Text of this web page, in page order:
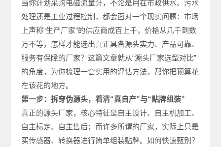
当你计划采购电磁流量计，不论是用在市政供水、污水
处理还是工业过程控制，都会面对一个现实问题：市场
上声称“生产厂家”的供应商成百上千，价格从几千到数
万不等，怎样才能选出真正具备源头实力、产品可靠、
服务有保障的厂家？这篇文章就从“源头厂家选型对比”
的角度，为你梳理一套实用的评估方法，帮你把预算花
在该花的地方。
第一步：拆穿伪源头，看清“真自产”与“贴牌组装”
真正的源头厂家，核心特征是自主设计、自主机加工、
自主标定、自主售后；而许多所谓的厂家，实际上只是
买传感器、转换器进行简单组装贴牌。如何快速甄别？